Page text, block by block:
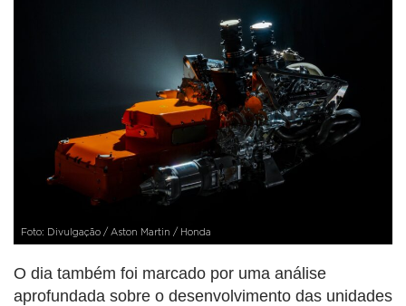
Foto: Divulgação / Aston Martin / Honda
O dia também foi marcado por uma análise
aprofundada sobre o desenvolvimento das unidades